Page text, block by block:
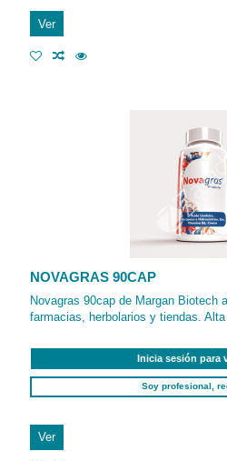
Ver
NOVAGRAS 90CAP
Novagras 90cap de Margan Biotech
farmacias, herbolarios y tiendas. Alta
Inicia sesión para
Soy profesional,
Ver